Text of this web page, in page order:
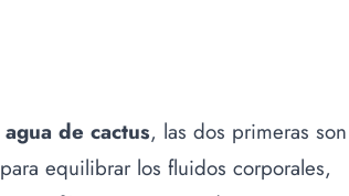
de cactus, las dos primeras son
equilibrar los fluidos corporales,